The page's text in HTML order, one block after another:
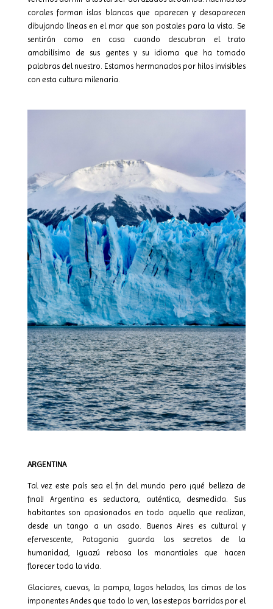
corales forman islas blancas que aparecen y desaparecen
dibujando líneas en el mar que son postales para la vista. Se
sentirán como en casa cuando descubran el trato
amabilísimo de sus gentes y su idioma que ha tomado
palabras del nuestro. Estamos hermanados por hilos invisibles
con esta cultura milenaria.
ARGENTINA
Tal vez este país sea el fin del mundo pero ¡qué belleza de
final! Argentina es seductora, auténtica, desmedida. Sus
habitantes son apasionados en todo aquello que realizan,
desde un tango a un asado. Buenos Aires es cultural y
efervescente, Patagonia guarda los secretos de la
humanidad, Iguazú rebosa los manantiales que hacen
florecer toda la vida.
Glaciares, cuevas, la pampa, lagos helados, las cimas de los
imponentes Andes que todo lo ven, las estepas barridas por el